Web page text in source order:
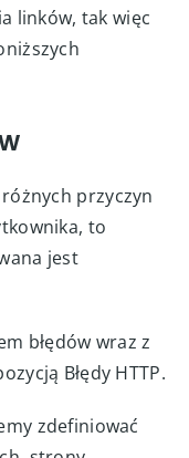
linków, tak więc
przyczyn
to
jest
błędów wraz z
Błędy HTTP.
zdefiniować